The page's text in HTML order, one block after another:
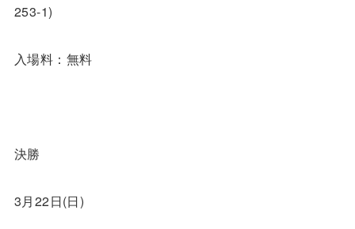
253-1)
入場料：無料
決勝
3月22日(日)